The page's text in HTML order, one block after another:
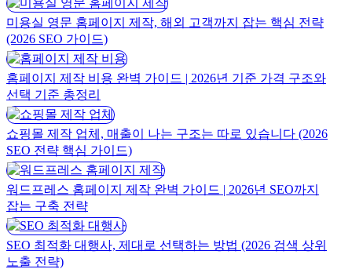
미용실 영문 홈페이지 제작, 해외 고객까지 잡는 핵심 전략
(2026 SEO 가이드)
홈페이지 제작 비용 완벽 가이드 | 2026년 기준 가격 구조와
선택 기준 총정리
쇼핑몰 제작 업체, 매출이 나는 구조는 따로 있습니다 (2026
SEO 전략 핵심 가이드)
워드프레스 홈페이지 제작 완벽 가이드 | 2026년 SEO까지
잡는 구축 전략
SEO 최적화 대행사, 제대로 선택하는 방법 (2026 검색 상위
노출 전략)